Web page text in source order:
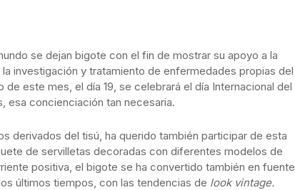
se dejan bigote con el fin de mostrar su apoyo a la
investigación y tratamiento de enfermedades propias del
este mes, el día 19, se celebrará el día Internacional del
esa concienciación tan necesaria.
derivados del tisú, ha querido también participar de esta
de servilletas decoradas con diferentes modelos de
positiva, el bigote se ha convertido también en fuente
últimos tiempos, con las tendencias de look vintage.